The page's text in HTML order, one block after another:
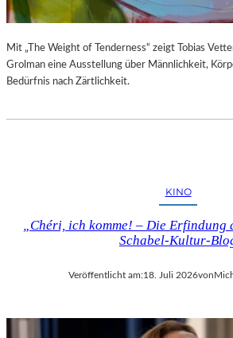
Mit „The Weight of Tenderness“ zeigt Tobias
Grolman eine Ausstellung über Männlichkeit,
Bedürfnis nach Zärtlichkeit.
KINO
„Chéri, ich komme! – Die
Schabel-Kultur-
Veröffentlicht am:18. Juli 2026von